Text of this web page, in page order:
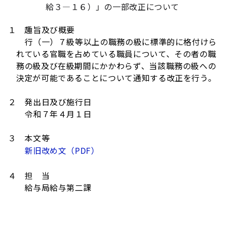
給３―１６）」の一部改正について
１ 趣旨及び概要
行（一）７級等以上の職務の級に標準的に格付けら
れている官職を占めている職員について、その者の職
務の級及び在級期間にかかわらず、当該職務の級への
決定が可能であることについて通知する改正を行う。
２ 発出日及び施行日
令和７年４月１日
３ 本文等
新旧改め文（PDF）
４ 担 当
給与局給与第二課